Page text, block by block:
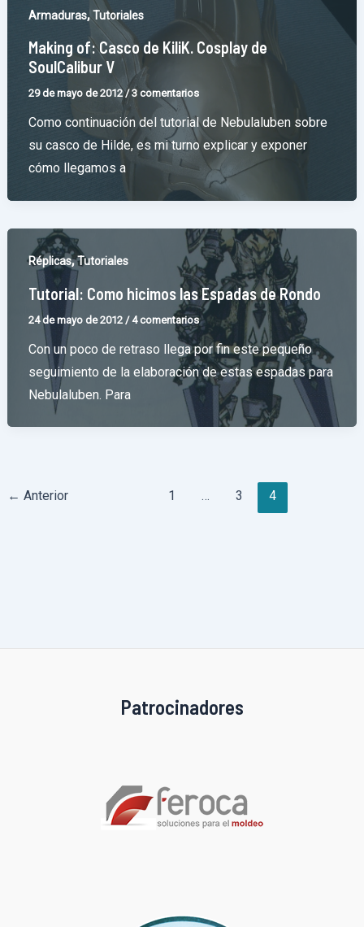
Armaduras,Tutoriales
Making of: Casco de KiliK. Cosplay de
SoulCalibur V
29 de mayo de 2012/3 comentarios
Como continuación del tutorial de Nebulaluben sobre
su casco de Hilde, es mi turno explicar y exponer
cómo llegamos a
Réplicas,Tutoriales
Tutorial: Como hicimos las Espadas de Rondo
24 de mayo de 2012 /4 comentarios
Con un poco de retraso llega por fin este pequeño
seguimiento de la elaboración de estas espadas para
Nebulaluben. Para
Paginación
← Anterior 1 … 3 4
Patrocinadores